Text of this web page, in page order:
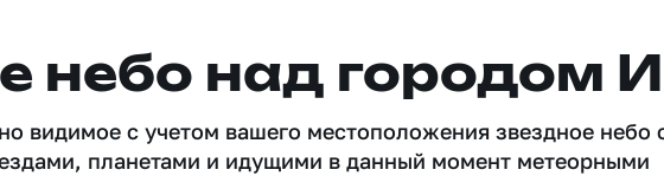
небо над городом
видимое c учетом вашего местоположения звездное небо
планетами и идущими в данный момент метеорными